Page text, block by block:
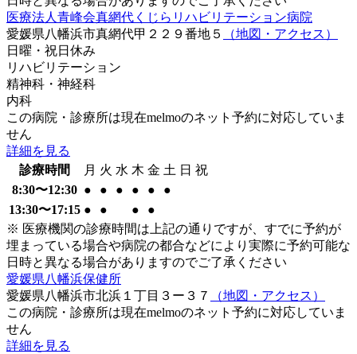
医療法人青峰会真網代くじらリハビリテーション病院
愛媛県八幡浜市真網代甲２２９番地５
（地図・アクセス）
日曜・祝日 休み
リハビリテーション
精神科・神経科
内科
この病院・診療所は現在melmoのネット予約に対応していま
せん
詳細を見る
診療時間
月 火 水 木 金 土 日 祝
8:30〜12:30 ● ● ● ● ●
●
13:30〜17:15 ● ● ●
●
※ 医療機関の診療時間は上記の通りですが、すでに予約が
埋まっている場合や病院の都合などにより実際に予約可能な
日時と異なる場合がありますのでご了承ください
愛媛県八幡浜保健所
愛媛県八幡浜市北浜１丁目３ー３７
（地図・アクセス）
この病院・診療所は現在melmoのネット予約に対応していま
せん
詳細を見る